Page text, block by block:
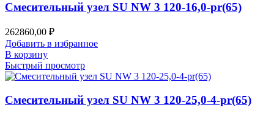
Смесительный узел SU NW 3 120-16,0-pr(65)
262860,00 ₽
Добавить в избранное
В корзину
Быстрый просмотр
Смесительный узел SU NW 3 120-25,0-4-pr(65)